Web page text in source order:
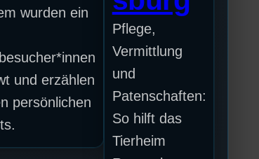
wurden ein
und erzählen
persönlichen
Pflege,
Vermittlung
und
Patenschaften:
So hilft das
Tierheim